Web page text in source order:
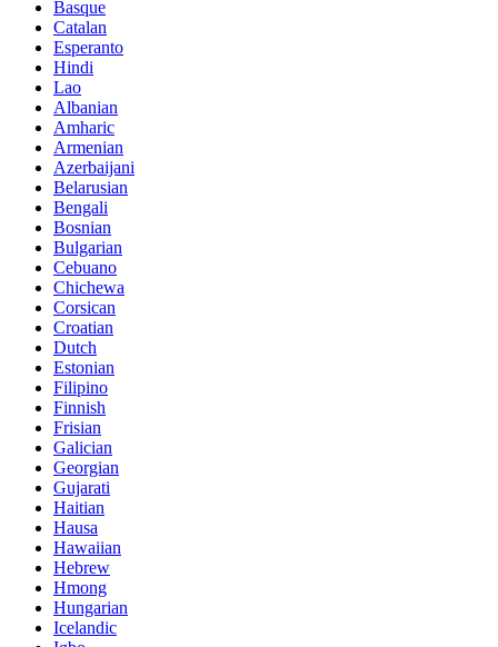
Basque
Catalan
Esperanto
Hindi
Lao
Albanian
Amharic
Armenian
Azerbaijani
Belarusian
Bengali
Bosnian
Bulgarian
Cebuano
Chichewa
Corsican
Croatian
Dutch
Estonian
Filipino
Finnish
Frisian
Galician
Georgian
Gujarati
Haitian
Hausa
Hawaiian
Hebrew
Hmong
Hungarian
Icelandic